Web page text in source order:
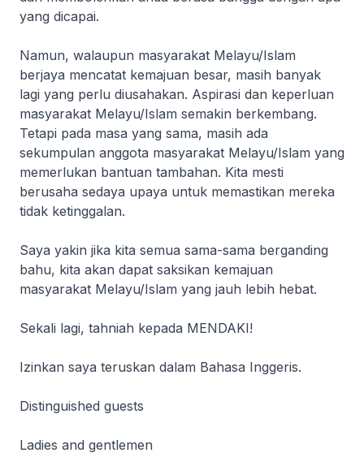
yang dicapai.
Namun, walaupun masyarakat Melayu/Islam
berjaya mencatat kemajuan besar, masih banyak
lagi yang perlu diusahakan. Aspirasi dan keperluan
masyarakat Melayu/Islam semakin berkembang.
Tetapi pada masa yang sama, masih ada
sekumpulan anggota masyarakat Melayu/Islam yang
memerlukan bantuan tambahan. Kita mesti
berusaha sedaya upaya untuk memastikan mereka
tidak ketinggalan.
Saya yakin jika kita semua sama-sama berganding
bahu, kita akan dapat saksikan kemajuan
masyarakat Melayu/Islam yang jauh lebih hebat.
Sekali lagi, tahniah kepada MENDAKI!
Izinkan saya teruskan dalam Bahasa Inggeris.
Distinguished guests
Ladies and gentlemen